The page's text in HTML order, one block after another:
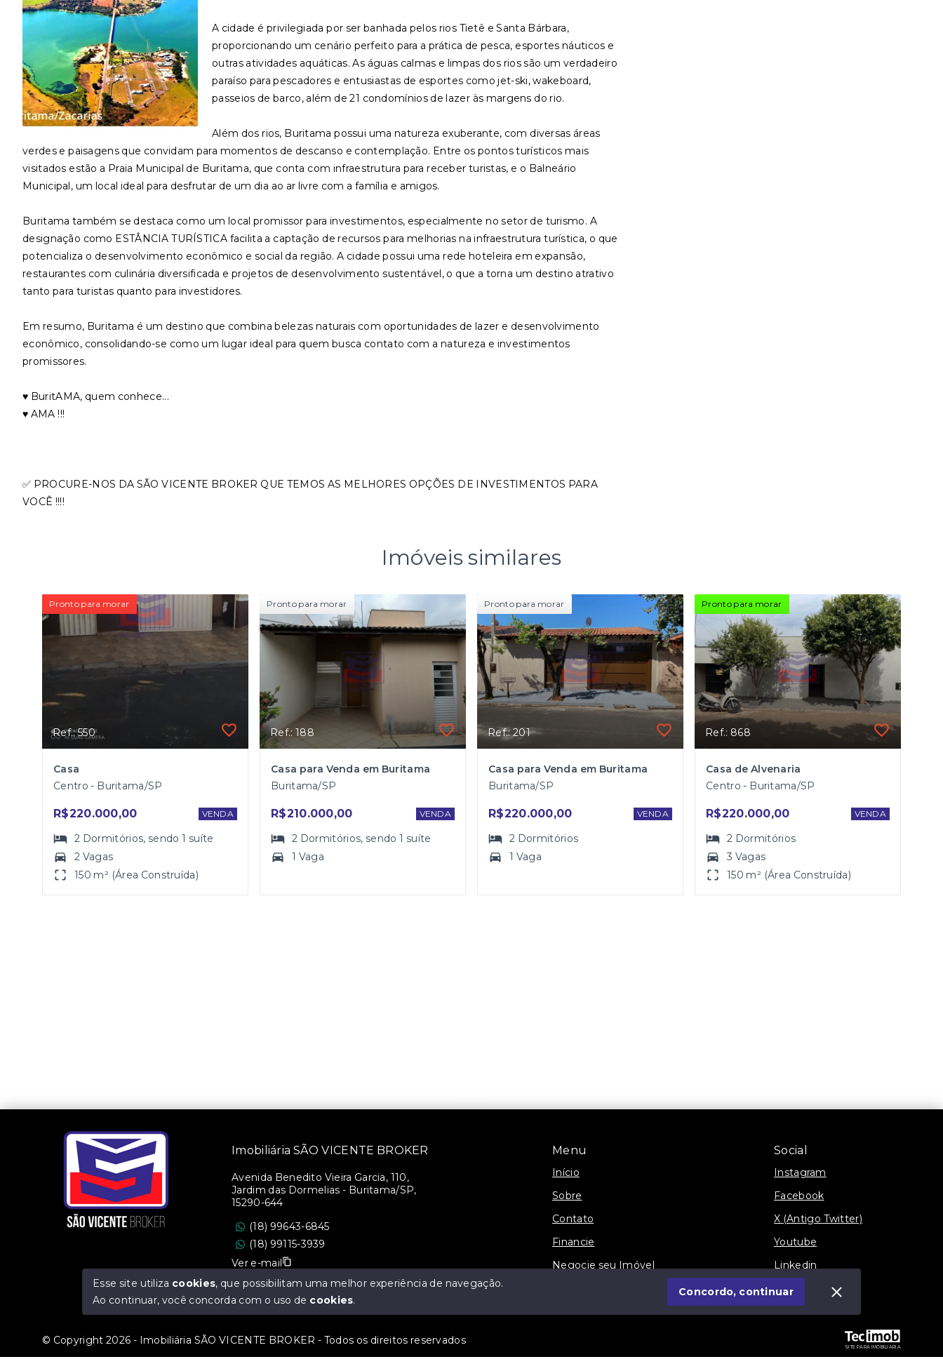
A cidade é privilegiada por ser banhada pelos rios Tietê e Santa Bárbara,
proporcionando um cenário perfeito para a prática de pesca, esportes náuticos e
outras atividades aquáticas. As águas calmas e limpas dos rios são um verdadeiro
paraíso para pescadores e entusiastas de esportes como jet-ski, wakeboard,
passeios de barco, além de 21 condomínios de lazer às margens do rio.
Além dos rios, Buritama possui uma natureza exuberante, com diversas áreas
verdes e paisagens que convidam para momentos de descanso e contemplação. Entre os pontos turísticos mais
visitados estão a Praia Municipal de Buritama, que conta com infraestrutura para receber turistas, e o Balneário
Municipal, um local ideal para desfrutar de um dia ao ar livre com a família e amigos.
Buritama também se destaca como um local promissor para investimentos, especialmente no setor de turismo. A
designação como ESTÂNCIA TURÍSTICA facilita a captação de recursos para melhorias na infraestrutura turística, o que
potencializa o desenvolvimento econômico e social da região. A cidade possui uma rede hoteleira em expansão,
restaurantes com culinária diversificada e projetos de desenvolvimento sustentável, o que a torna um destino atrativo
tanto para turistas quanto para investidores.
Em resumo, Buritama é um destino que combina belezas naturais com oportunidades de lazer e desenvolvimento
econômico, consolidando-se como um lugar ideal para quem busca contato com a natureza e investimentos
promissores.
♥️ BuritAMA, quem conhece...
♥️ AMA !!!
✅ PROCURE-NOS DA SÃO VICENTE BROKER QUE TEMOS AS MELHORES OPÇÕES DE INVESTIMENTOS PARA
VOCÊ !!!!
Imóveis similares
Pronto para morar
Ref.: 550
Casa
Centro - Buritama/SP
R$220.000,00 VENDA
2 Dormitórios, sendo1 suíte
2 Vagas
150 m² (Área Construída)
Pronto para morar
Ref.: 188
Casa para Venda em Buritama
Buritama/SP
R$210.000,00 VENDA
2 Dormitórios, sendo1 suíte
1 Vaga
Pronto para morar
Ref.: 201
Casa para Venda em Buritama
Buritama/SP
R$220.000,00 VENDA
2 Dormitórios
1 Vaga
Pronto para morar
Ref.: 868
Casa de Alvenaria
Centro - Buritama/SP
R$220.000,00 VENDA
2 Dormitórios
3 Vagas
150 m² (Área Construída)
Menu
Início
Sobre
Contato
Financie
Negocie seu Imóvel
Social
Instagram
Facebook
X (Antigo Twitter)
Youtube
Linkedin
Blog
SITE PARA IMOBILIARIA
Imobiliária SÃO VICENTE BROKER
Avenida Benedito Vieira Garcia, 110,
Jardim das Dormelias - Buritama/SP,
15290-644
(18) 99643-6845
(18) 99115-3939
Ver e-mail
CRECI/SP: 36.473-J
© Copyright 2026 - Imobiliária SÃO VICENTE BROKER - Todos os direitos reservados
Esse site utiliza cookies, que possibilitam uma melhor experiência de navegação.
Ao continuar, você concorda com o uso de cookies.
Concordo, continuar